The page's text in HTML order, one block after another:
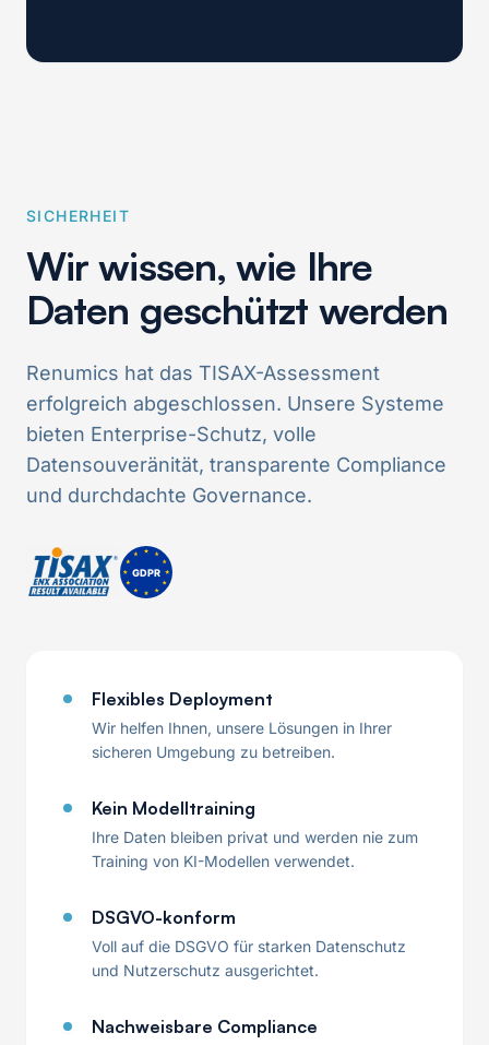
SICHERHEIT
Wir wissen, wie Ihre
Daten geschützt werden
Renumics hat das TISAX-Assessment
erfolgreich abgeschlossen. Unsere Systeme
bieten Enterprise-Schutz, volle
Datensouveränität, transparente Compliance
und durchdachte Governance.
Flexibles Deployment
Wir helfen Ihnen, unsere Lösungen in Ihrer
sicheren Umgebung zu betreiben.
Kein Modelltraining
Ihre Daten bleiben privat und werden nie zum
Training von KI-Modellen verwendet.
DSGVO-konform
Voll auf die DSGVO für starken Datenschutz
und Nutzerschutz ausgerichtet.
Nachweisbare Compliance